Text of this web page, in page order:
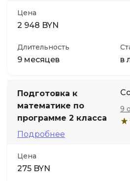
Цена
2 948 BYN
Длительность
9 месяцев в
Подготовка к
математике по
программе 2 класса
Подробнее
9
Цена
275 BYN